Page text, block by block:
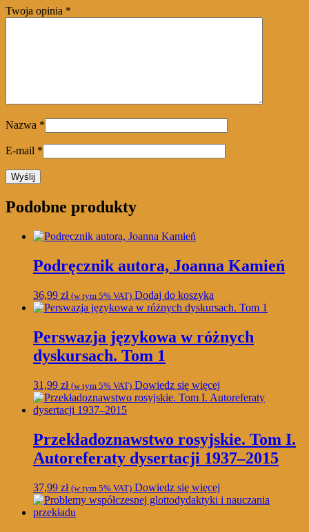
Twoja opinia *
Nazwa *
E-mail *
Podobne produkty
Podręcznik autora, Joanna Kamień
36,99 zł (w tym 5% VAT) Dodaj do koszyka
Perswazja językowa w różnych
dyskursach. Tom 1
31,99 zł (w tym 5% VAT) Dowiedz się więcej
Przekładoznawstwo rosyjskie. Tom I.
Autoreferaty dysertacji 1937–2015
37,99 zł (w tym 5% VAT) Dowiedz się więcej